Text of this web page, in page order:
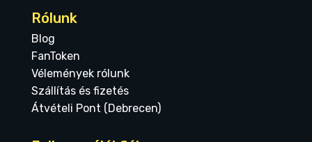
Rólunk
Blog
FanToken
Vélemények rólunk
Szállítás és fizetés
Átvételi Pont (Debrecen)